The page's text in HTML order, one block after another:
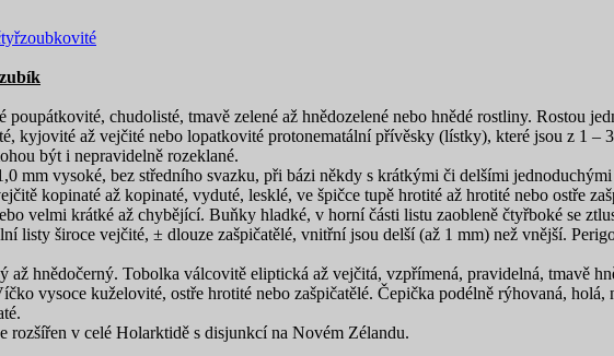
chudolisté, tmavě zelené až hnědozelené nebo hnědé rostliny. Rostou
kyjovité až vejčité nebo lopatkovité protonematální přívěsky (lístky), které jsou z 1
být i nepravidelně rozeklané.
mm vysoké, bez středního svazku, při bázi někdy s krátkými či delšími
kopinaté až kopinaté, vyduté, lesklé, ve špičce tupě hrotité až hrotité nebo ostře
velmi krátké až chybějící. Buňky hladké, v horní části listu zaobleně čtyřboké se
listy široce vejčité, ± dlouze zašpičatělé, vnitřní jsou delší (až 1 mm) než vnější.
až hnědočerný. Tobolka válcovitě eliptická až vejčitá, vzpřímená, pravidelná, tmavě
vysoce kuželovité, ostře hrotité nebo zašpičatělé. Čepička podélně rýhovaná,
rozšířen v celé Holarktidě s disjunkcí na Novém Zélandu.